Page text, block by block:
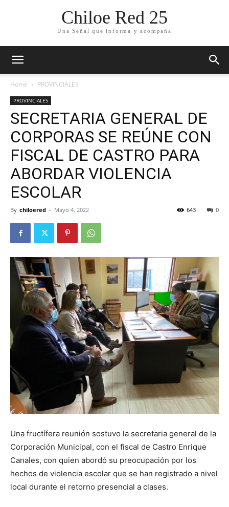
Chiloe Red 25
Una Señal que informa y acompaña
Home PROVINCIALES
PROVINCIALES
SECRETARIA GENERAL DE
CORPORAS SE REÚNE CON
FISCAL DE CASTRO PARA
ABORDAR VIOLENCIA
ESCOLAR
By chiloered - Mayo 4, 2022 0
643
Una fructífera reunión sostuvo la secretaria general de la
Corporación Municipal, con el fiscal de Castro Enrique
Canales, con quien abordó su preocupación por los
hechos de violencia escolar que se han registrado a nivel
local durante el retorno presencial a clases.